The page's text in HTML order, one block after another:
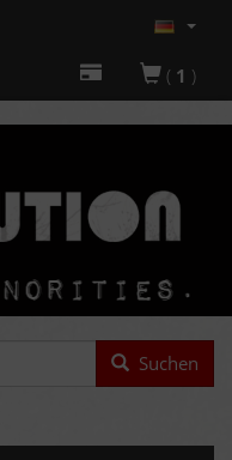
( 1 )
Suchen